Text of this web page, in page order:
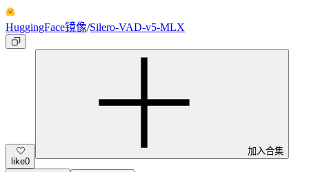
HuggingFace镜像/Silero-VAD-v5-MLX
like0
加入合集